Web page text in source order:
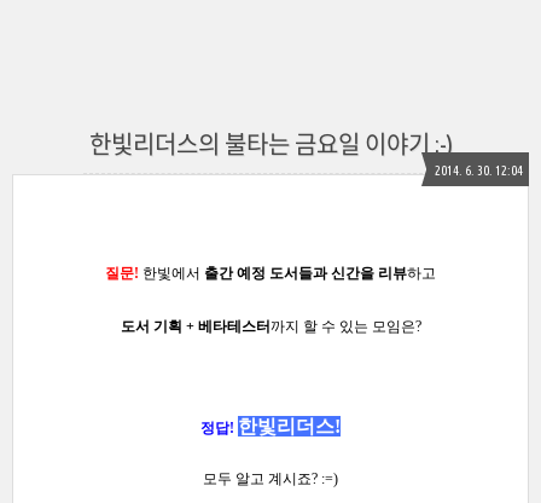
한빛리더스의 불타는 금요일 이야기 ;-)
2014. 6. 30. 12:04
질문! 한빛에서 출간 예정 도서들과신간을 리뷰하고
도서 기획 + 베타테스터까지 할 수 있는 모임은?
정답! 한빛리더스!
모두 알고 계시죠? :=)